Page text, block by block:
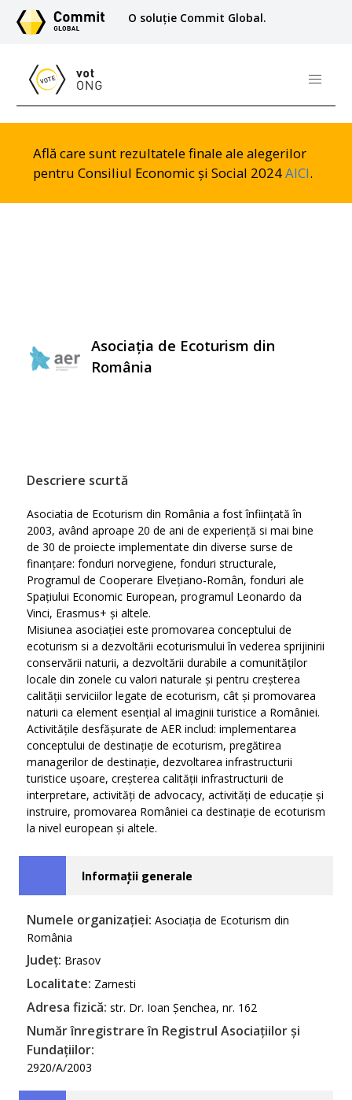
O soluție Commit Global.
Află care sunt rezultatele finale ale alegerilor
pentru Consiliul Economic și Social 2024AICI.
Asociația de Ecoturism din
România
Descriere scurtă
Asociatia de Ecoturism din România a fost înființată în
2003, având aproape 20 de ani de experiență si mai bine
de 30 de proiecte implementate din diverse surse de
finanțare: fonduri norvegiene, fonduri structurale,
Programul de Cooperare Elvețiano-Român, fonduri ale
Spațiului Economic European, programul Leonardo da
Vinci, Erasmus+ și altele.
Misiunea asociației este promovarea conceptului de
ecoturism si a dezvoltării ecoturismului în vederea sprijinirii
conservării naturii, a dezvoltării durabile a comunităților
locale din zonele cu valori naturale și pentru creșterea
calității serviciilor legate de ecoturism, cât și promovarea
naturii ca element esențial al imaginii turistice a României.
Activitățile desfășurate de AER includ: implementarea
conceptului de destinație de ecoturism, pregătirea
managerilor de destinație, dezvoltarea infrastructurii
turistice ușoare, creșterea calității infrastructurii de
interpretare, activități de advocacy, activități de educație și
instruire, promovarea României ca destinație de ecoturism
la nivel european și altele.
Informații generale
Numele organizației: Asociația de Ecoturism din
România
Județ: Brasov
Localitate: Zarnesti
Adresa fizică: str. Dr. Ioan Șenchea, nr. 162
Număr înregistrare în Registrul Asociațiilor și
Fundațiilor:
2920/A/2003